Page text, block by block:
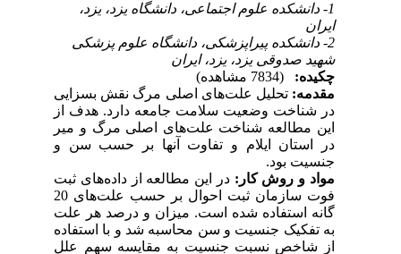
1- دانشکده علوم اجتماعی، دانشگاه یزد، یزد،
ایران
2- دانشکده پیراپزشکی، دانشگاه علوم پزشکی
شهید صدوقی یزد، یزد، ایران
چکیده:
مقدمه: تحلیل علت‌های اصلی مرگ نقش بسزایی
در شناخت وضعیت سلامت جامعه دارد. هدف از
این مطالعه شناخت علت‌های اصلی مرگ‌ و میر
در استان ایلام و تفاوت آنها بر حسب سن و
جنسیت بود.
مواد و روش کار: در این مطالعه از داده‌های ثبت
فوت سازمان ثبت احوال بر حسب علت‌های 20
گانه استفاده شده است. میزان و درصد هر علت
به تفکیک جنسیت و سن محاسبه شد و با استفاده
از شاخص نسبت جنسیت به مقایسه سهم علل